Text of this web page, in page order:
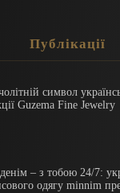
Публікації
символ
Guzema Fine Jewelry
– з тобою 24/7:
одягу minnim